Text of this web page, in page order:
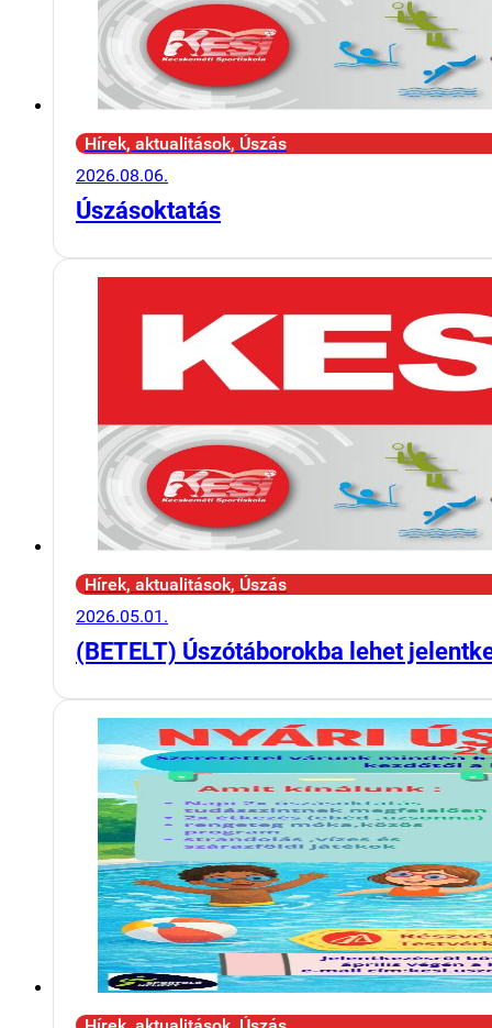
Hírek, aktualitások, Úszás
2026.08.06.
Úszásoktatás
Hírek, aktualitások, Úszás
2026.05.01.
(BETELT) Úszótáborokba lehet